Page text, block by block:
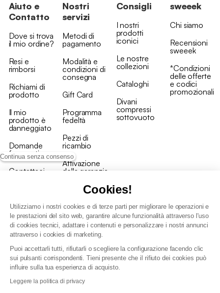
Continua senza consenso
Cookies!
Utilizziamo i nostri cookies e di terze parti per migliorare le operazioni e
le prestazioni del sito web, garantire alcune funzionalità attraverso l'uso
di cookies tecnici, adattare i contenuti e personalizzare i nostri annunci
attraverso i cookies di marketing.
Puoi accettarli tutti, rifiutarli o scegliere la configurazione facendo clic
sui pulsanti corrispondenti. Tieni presente che il rifiuto dei cookies può
influire sulla tua esperienza di acquisto.
Leggere la politica di privacy
Aiuto e
Contatto
Dove si trova
il mio ordine?
Resi e
rimborsi
Richiami di
prodotto
Il mio
prodotto è
danneggiato
Domande
frequenti
Contattaci
Nostri
servizi
Metodi di
pagamento
Modalità e
condizioni di
consegna
Gift Card
Programma
fedeltà
Pezzi di
ricambio
Attivazione
della garanzia
Consigli
I nostri
prodotti
iconici
Le nostre
collezioni
Cataloghi
Divani
compressi
sottovuoto
sweeek
Chi siamo
Recensioni
sweeek
*Condizioni
delle offerte
e codici
promozionali
Condizioni generali vendita
Politica di gestione dei dati personali e dei cookie
Condizioni generali di vendita per clienti professionali
Dichiarazione di accessibilità